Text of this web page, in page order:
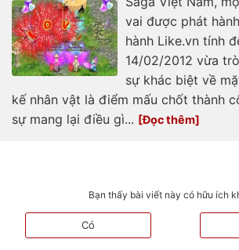
vai được phát
hành Like.vn tính
14/02/2012 vừa
sự khác biệt về
kế nhân vật là điểm mấu chốt thành
sự mang lại điều gì...
Bạn thấy bài viết này có hữu ích
Có